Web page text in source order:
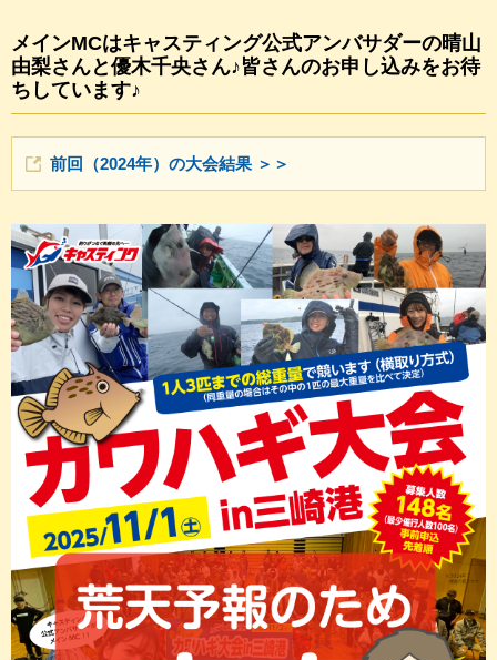
メインMCはキャスティング公式アンバサダーの晴山
由梨さんと優木千央さん♪皆さんのお申し込みをお待
ちしています♪
前回（2024年）の大会結果 ＞＞